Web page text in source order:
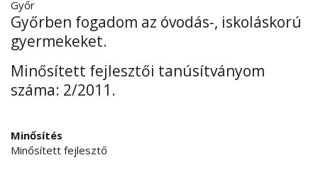
Győr
Győrben fogadom az óvodás-, iskoláskorú
gyermekeket.
Minősített fejlesztői tanúsítványom
száma: 2/2011.
Minősítés
Minősített fejlesztő